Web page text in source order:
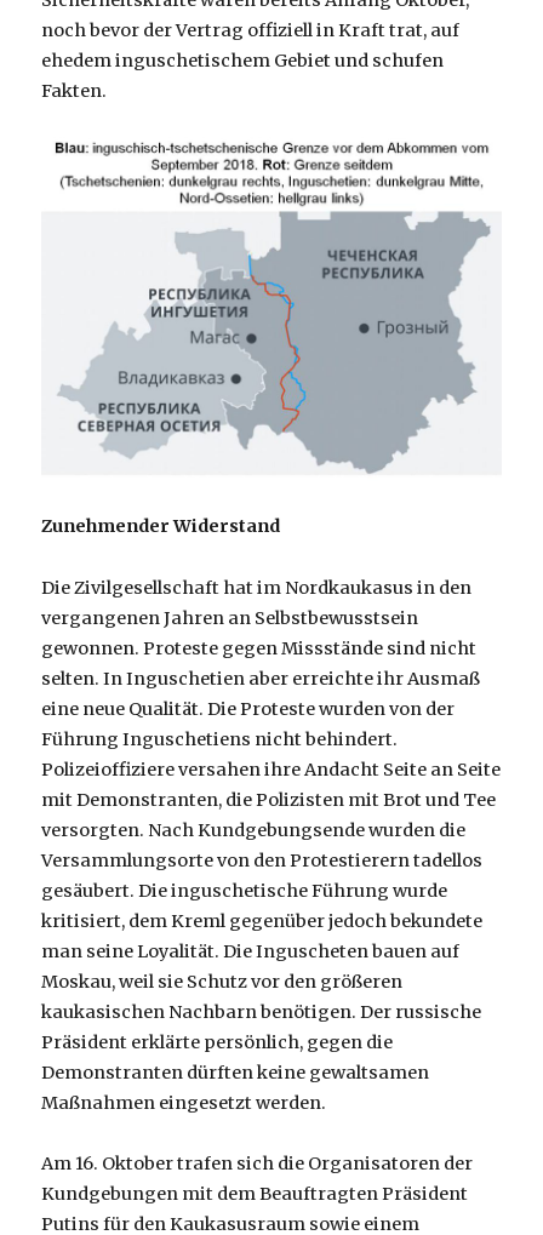
noch bevor der Vertrag offiziell in Kraft trat, auf
ehedem inguschetischem Gebiet und schufen
Fakten.
Zunehmender Widerstand
Die Zivilgesellschaft hat im Nordkaukasus in den
vergangenen Jahren an Selbstbewusstsein
gewonnen. Proteste gegen Missstände sind nicht
selten. In Inguschetien aber erreichte ihr Ausmaß
eine neue Qualität. Die Proteste wurden von der
Führung Inguschetiens nicht behindert.
Polizeioffiziere versahen ihre Andacht Seite an Seite
mit Demonstranten, die Polizisten mit Brot und Tee
versorgten. Nach Kundgebungsende wurden die
Versammlungsorte von den Protestierern tadellos
gesäubert. Die inguschetische Führung wurde
kritisiert, dem Kreml gegenüber jedoch bekundete
man seine Loyalität. Die Inguscheten bauen auf
Moskau, weil sie Schutz vor den größeren
kaukasischen Nachbarn benötigen. Der russische
Präsident erklärte persönlich, gegen die
Demonstranten dürften keine gewaltsamen
Maßnahmen eingesetzt werden.
Am 16. Oktober trafen sich die Organisatoren der
Kundgebungen mit dem Beauftragten Präsident
Putins für den Kaukasusraum sowie einem